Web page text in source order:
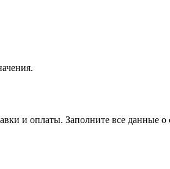
и оплаты. Заполните все данные